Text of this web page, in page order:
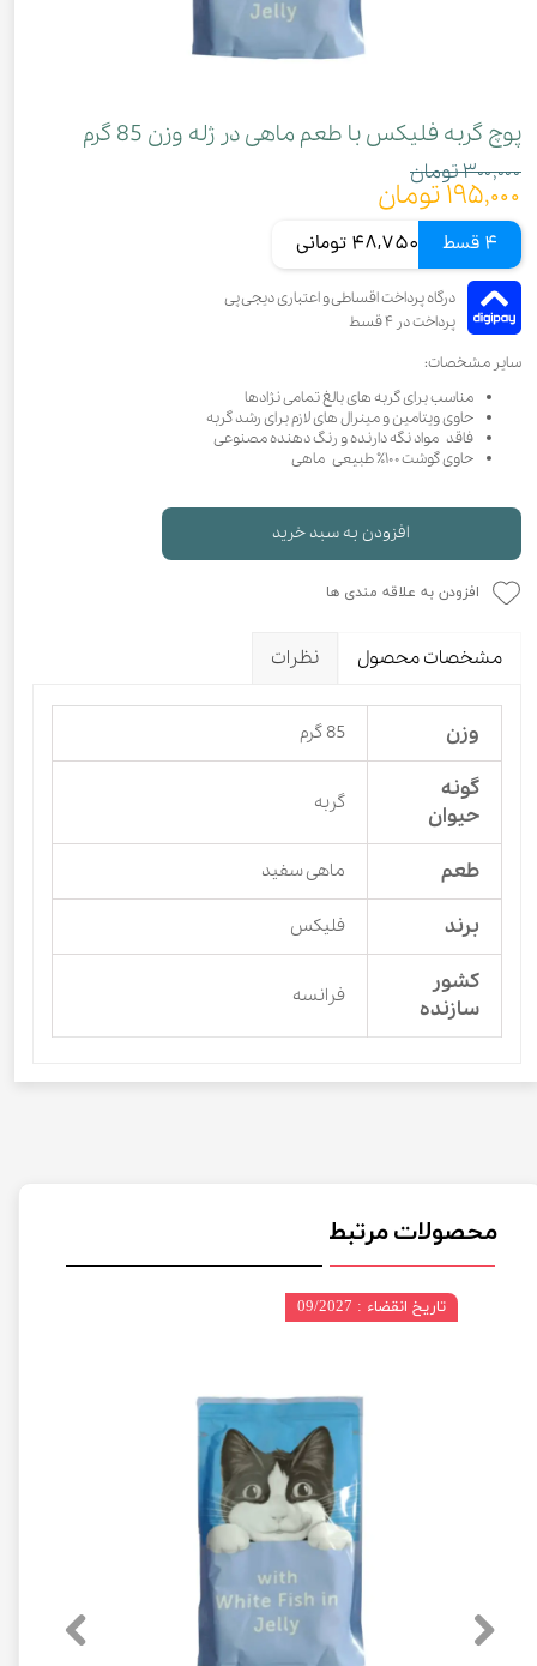
پوچ گربه فلیکس با طعم ماهی در ژله وزن 85 گرم
۳۰۰,۰۰۰ تومان
۱۹۵,۰۰۰ تومان
4 قسط 48,750 تومانی
سایر مشخصات:
مناسب برای گربه های بالغ تمامی نژادها
حاوی ویتامین و مینرال های لازم برای رشد گربه
فاقد مواد نگه دارنده و رنگ دهنده مصنوعی
حاوی گوشت ۱۰۰٪ طبیعی ماهی
افزودن به سبد خرید
افزودن به علاقه مندی ها
مشخصات محصول نظرات
وزن 85 گرم
گونه
حیوان
گربه
طعم ماهی سفید
برند فلیکس
کشور
سازنده
فرانسه
محصولات مرتبط
تاریخ انقضاء : 09/2027